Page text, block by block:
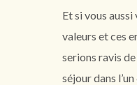
Et si vous
valeurs et ces
serions ravis
séjour dans l’un